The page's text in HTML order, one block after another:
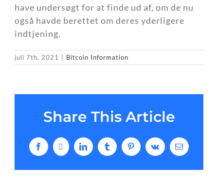
have undersøgt for at finde ud af, om de nu
også havde berettet om deres yderligere
indtjening.
juli 7th, 2021 Bitcoin Information
Share This Article
Facebook
X LinkedInTumblr PinterestVk
E-
mail